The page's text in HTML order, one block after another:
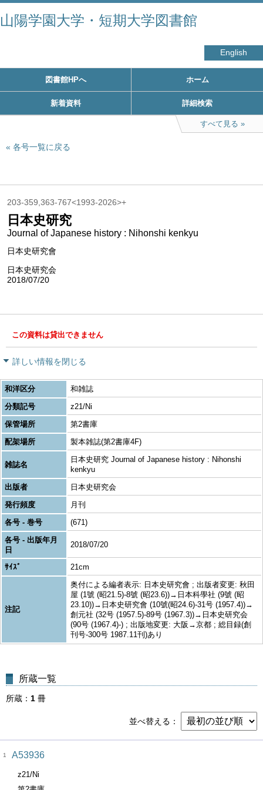
山陽学園大学・短期大学図書館
English
図書館HPへ ホーム
新着資料 詳細検索
すべて見る
各号一覧に戻る
203-359,363-767<1993-2026>+
日本史研究
Journal of Japanese history : Nihonshi kenkyu
日本史研究會
日本史研究会
2018/07/20
この資料は貸出できません
詳しい情報を閉じる
和洋区分
和雑誌
分類記号
z21/Ni
保管場所
第2書庫
配架場所
製本雑誌(第2書庫4F)
雑誌名
日本史研究 Journal of Japanese history : Nihonshi
kenkyu
出版者
日本史研究会
発行頻度
月刊
各号 - 巻号
(671)
各号 - 出版年月
日
2018/07/20
ｻｲｽﾞ 21cm
注記
奥付による編者表示: 日本史研究會 ; 出版者変更: 秋田
屋 (1號 (昭21.5)-8號 (昭23.6))→日本科學社 (9號 (昭
23.10))→日本史研究會 (10號(昭24.6)-31号 (1957.4))→
創元社 (32号 (1957.5)-89号 (1967.3))→日本史研究会
(90号 (1967.4)-) ; 出版地変更: 大阪→京都 ; 総目録(創
刊号-300号 1987.11刊)あり
所蔵一覧
所蔵 1 冊
並べ替える
1 A53936
z21/Ni